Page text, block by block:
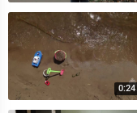
0:24